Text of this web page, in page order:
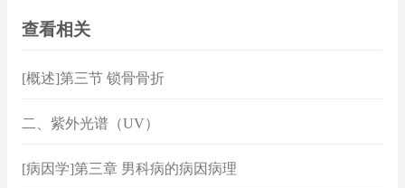
查看相关
[概述]第三节 锁骨骨折
二、紫外光谱（UV）
[病因学]第三章 男科病的病因病理